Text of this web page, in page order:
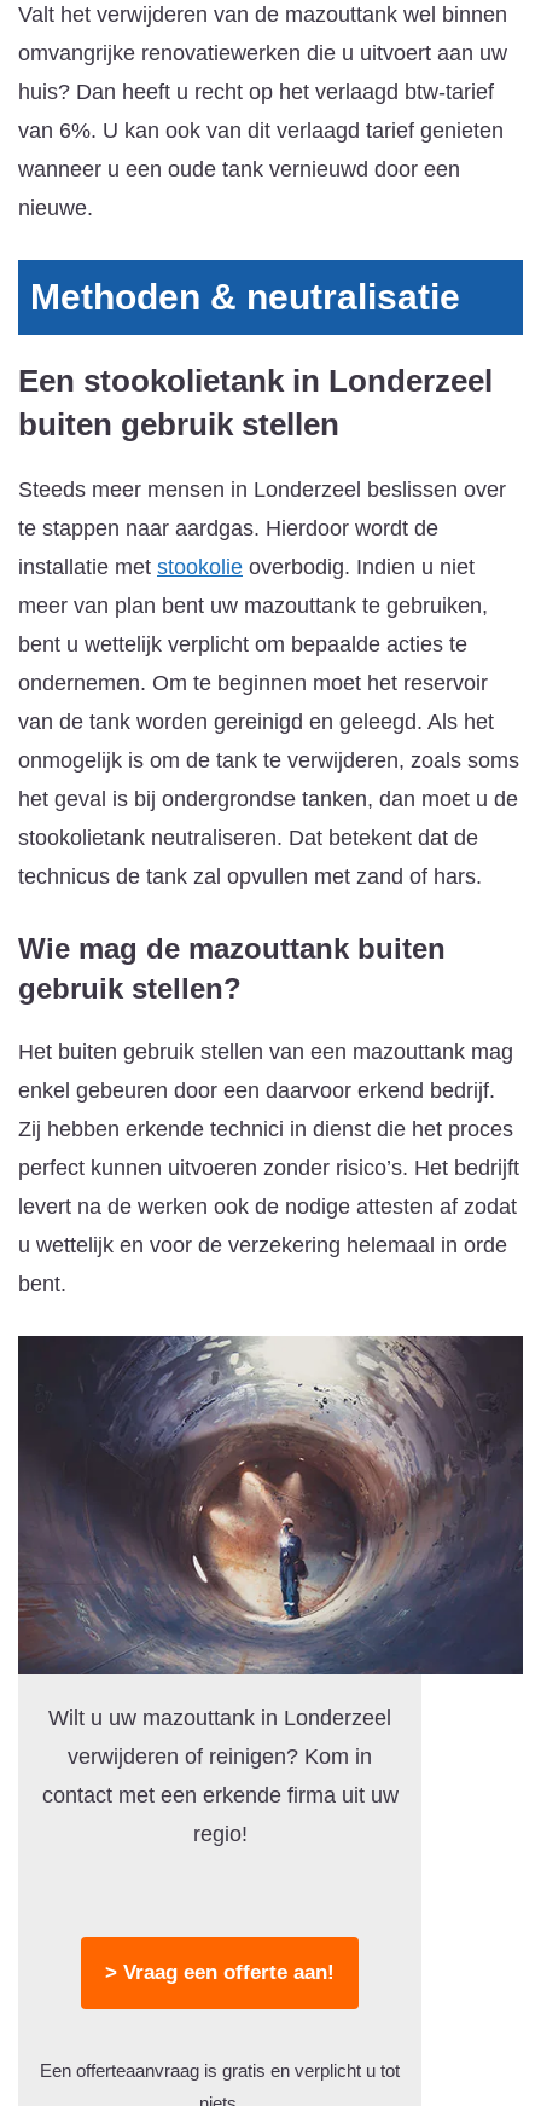
Valt het verwijderen van de mazouttank wel binnen
omvangrijke renovatiewerken die u uitvoert aan uw
huis? Dan heeft u recht op het verlaagd btw-tarief
van 6%. U kan ook van dit verlaagd tarief genieten
wanneer u een oude tank vernieuwd door een
nieuwe.
Methoden & neutralisatie
Een stookolietank in Londerzeel
buiten gebruik stellen
Steeds meer mensen in Londerzeel beslissen over
te stappen naar aardgas. Hierdoor wordt de
installatie met stookolie overbodig. Indien u niet
meer van plan bent uw mazouttank te gebruiken,
bent u wettelijk verplicht om bepaalde acties te
ondernemen. Om te beginnen moet het reservoir
van de tank worden gereinigd en geleegd. Als het
onmogelijk is om de tank te verwijderen, zoals soms
het geval is bij ondergrondse tanken, dan moet u de
stookolietank neutraliseren. Dat betekent dat de
technicus de tank zal opvullen met zand of hars.
Wie mag de mazouttank buiten
gebruik stellen?
Het buiten gebruik stellen van een mazouttank mag
enkel gebeuren door een daarvoor erkend bedrijf.
Zij hebben erkende technici in dienst die het proces
perfect kunnen uitvoeren zonder risico’s. Het bedrijft
levert na de werken ook de nodige attesten af zodat
u wettelijk en voor de verzekering helemaal in orde
bent.
Wilt u uw mazouttank in Londerzeel
verwijderen of reinigen? Kom in
contact met een erkende firma uit uw
regio!
> Vraag een offerte aan!
Een offerteaanvraag is gratis en verplicht u tot